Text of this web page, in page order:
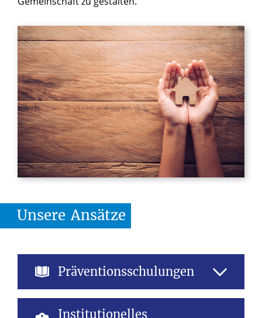
Unsere Ansätze
Präventionsschulungen
Prävention hat bei uns oberste Priorität.
Institutionelles